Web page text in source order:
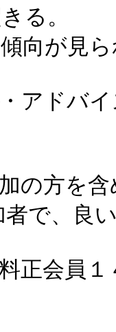
る。
向が見
アドバイ
の方を含
で、良
正会員